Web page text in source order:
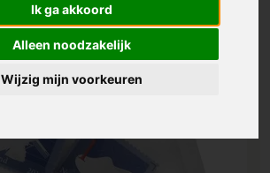
Ik ga akkoord
Alleen noodzakelijk
Wijzig mijn voorkeuren